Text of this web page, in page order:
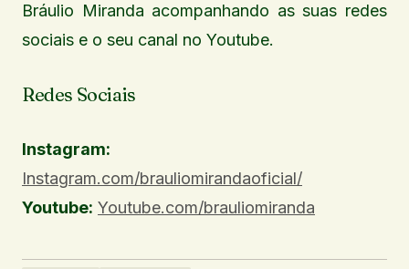
Bráulio Miranda acompanhando as suas redes
sociais e o seu canal no Youtube.
Redes Sociais
Instagram:
Instagram.com/brauliomirandaoficial/
Youtube: Youtube.com/brauliomiranda